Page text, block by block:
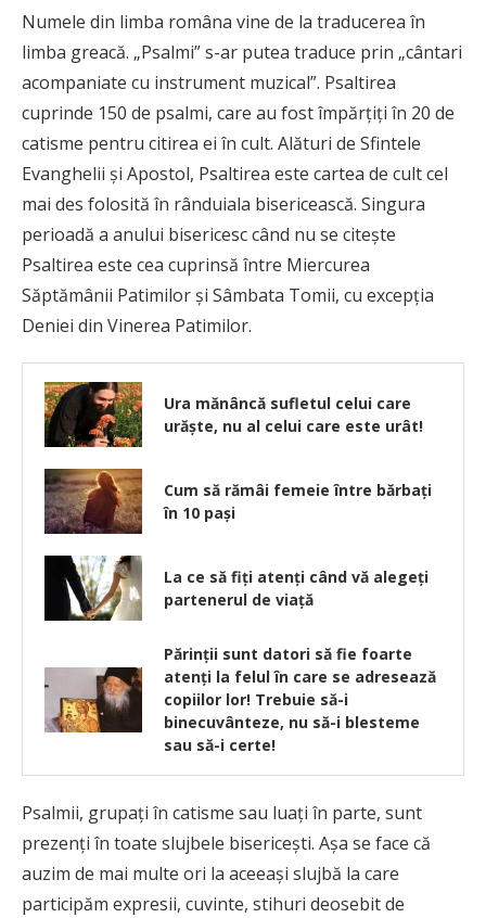
Numele din limba româna vine de la traducerea în
limba greacă. „Psalmi” s-ar putea traduce prin „cântari
acompaniate cu instrument muzical”. Psaltirea
cuprinde 150 de psalmi, care au fost împărțiți în 20 de
catisme pentru citirea ei în cult. Alături de Sfintele
Evanghelii și Apostol, Psaltirea este cartea de cult cel
mai des folosită în rânduiala bisericească. Singura
perioadă a anului bisericesc când nu se citeşte
Psaltirea este cea cuprinsă între Miercurea
Săptămânii Patimilor şi Sâmbata Tomii, cu excepţia
Deniei din Vinerea Patimilor.
Ura mănâncă sufletul celui care
urăște, nu al celui care este urât!
Cum să rămâi femeie între bărbaţi
în 10 pași
La ce să fiți atenți când vă alegeți
partenerul de viață
Părinţii sunt datori să fie foarte
atenţi la felul în care se adresează
copiilor lor! Trebuie să-i
binecuvânteze, nu să-i blesteme
sau să-i certe!
Psalmii, grupați în catisme sau luați în parte, sunt
prezenți în toate slujbele bisericești. Așa se face că
auzim de mai multe ori la aceeași slujbă la care
participăm expresii, cuvinte, stihuri deosebit de